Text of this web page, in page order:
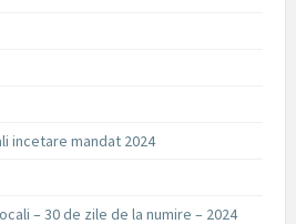
incetare mandat 2024
– 30 de zile de la numire – 2024